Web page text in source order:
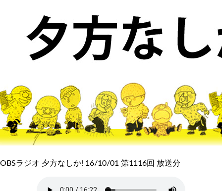
OBSラジオ 夕方なしか! 16/10/01 第1116回 放送分